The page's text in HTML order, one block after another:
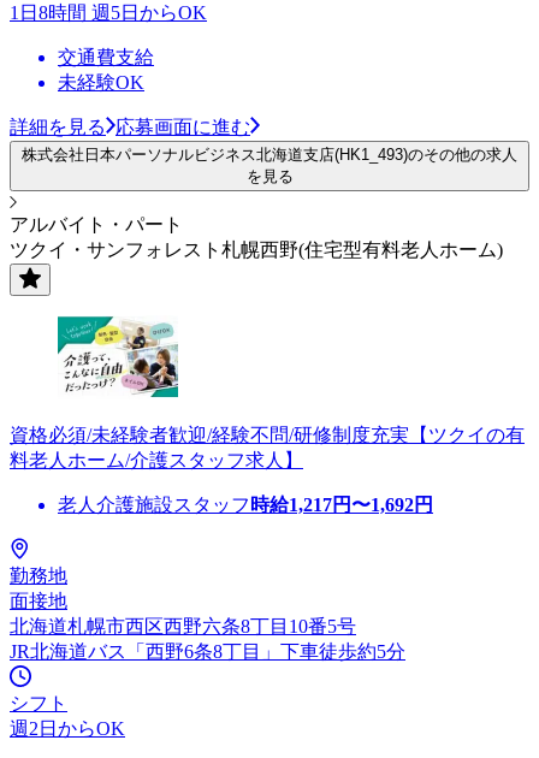
1日8時間 週5日からOK
交通費支給
未経験OK
詳細を見る 応募画面に進む
株式会社日本パーソナルビジネス北海道支店(HK1_493)のその他の求人
を見る
アルバイト・パート
ツクイ・サンフォレスト札幌西野(住宅型有料老人ホーム)
資格必須/未経験者歓迎/経験不問/研修制度充実【ツクイの有
料老人ホーム/介護スタッフ求人】
老人介護施設スタッフ 時給1,217円〜1,692円
勤務地
面接地
北海道札幌市西区西野六条8丁目10番5号
JR北海道バス「西野6条8丁目」下車徒歩約5分
シフト
週2日からOK